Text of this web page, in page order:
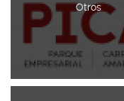
Otros